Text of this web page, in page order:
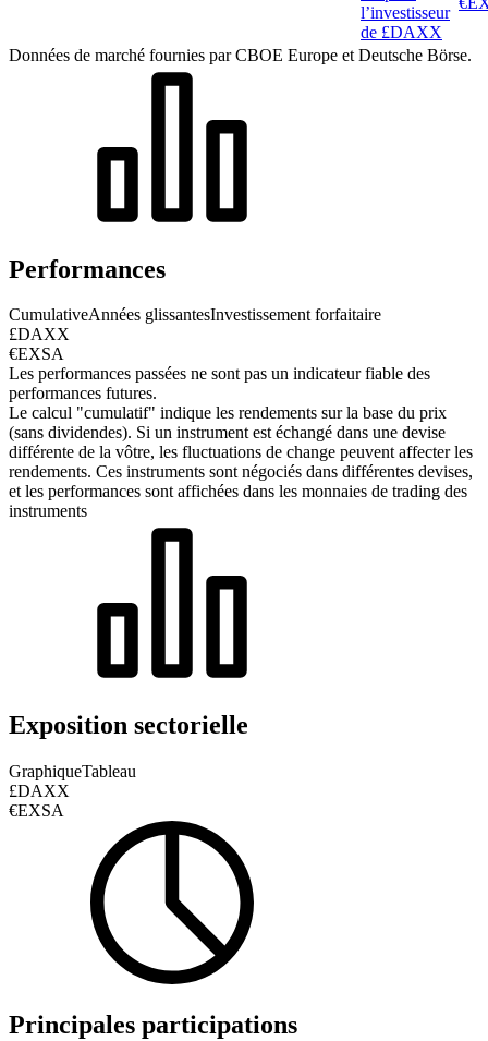
l’investisseur
de £DAXX
Données de marché fournies par CBOE Europe et Deutsche Börse.
Performances
CumulativeAnnées glissantesInvestissement forfaitaire
£DAXX
€EXSA
Les performances passées ne sont pas un indicateur fiable des
performances futures.
Le calcul "cumulatif" indique les rendements sur la base du prix
(sans dividendes). Si un instrument est échangé dans une devise
différente de la vôtre, les fluctuations de change peuvent affecter les
rendements. Ces instruments sont négociés dans différentes devises,
et les performances sont affichées dans les monnaies de trading des
instruments
Exposition sectorielle
GraphiqueTableau
£DAXX
€EXSA
Principales participations